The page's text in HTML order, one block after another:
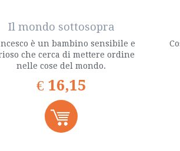
Il mondo sottosopra
è un bambino sensibile e
che cerca di mettere ordine
nelle cose del mondo.
€16,15